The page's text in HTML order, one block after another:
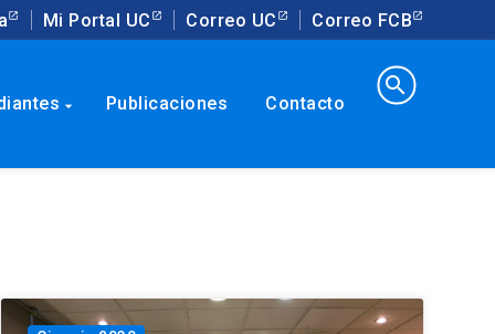
Mi Portal UC Correo UC Correo FCB
arrow_drop_down Publicaciones Contacto
search